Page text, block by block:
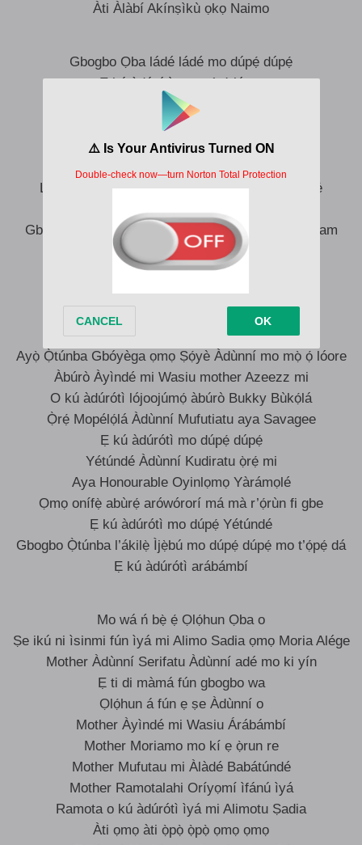
Àti Àlàbí Akínṣìkù ọkọ Naimo
Gbogbo Ọba ládé ládé mo dúpẹ́ dúpẹ́
Ẹ kú àdúrótì mo mọ̀ ọ́ lóore
Lórúkọ gbogbo ọba ní Akilẹ̀ Ìjẹ̀bú
Èbúmàwé àgọ́
Orímolúsì ti Ìjẹ̀bú igbó
Àti Kábíèsí Òbìrí ní Ayépé
Lorúkọ gbogbo Ọba ẹ kú àdúrótì mo dúpẹ́ dúpẹ́
Kábíèsí Ọba Onírù Abdulwazir
Gbọ́láhàn ọmọ Lawal ‘m’amúbíẹyá ọkọ olorì Mariam
Baby
Àti Kábíèsí Eléguṣì Ọba Adémọ́lá
Ọkọ olorì Arámidé Sekinatu mo dúpẹ́ dúpẹ́
Fọláṣadé Àdùnní Risikiyatu
Ọmọ ti Araga Ṣóṣànyà nílùú Ìjẹ̀bú Òde
Ayọ̀ Ọ̀túnba Gbóyèga ọmọ Ṣọ́yè Àdùnní mo mọ̀ ọ́ lóore
Àbúrò Àyìndé mi Wasiu mother Azeezz mi
O kú àdúrótì lójoojúmọ́ àbúrò Bukky Bùkọ́lá
Ọ̀rẹ́ Mopélọ́lá Àdùnní Mufutiatu aya Savagee
Ẹ kú àdúrótì mo dúpẹ́ dúpẹ́
Yétúndé Àdùnní Kudiratu ọ̀rẹ́ mi
Aya Honourable Oyinlọmọ Yàrámọlé
Ọmọ onífẹ̀ abùrẹ́ arówórorí má mà r’ọ́rùn fi gbe
Ẹ kú àdúrótì mo dúpẹ́ Yétúndé
Gbogbo Ọ̀túnba l’ákilẹ̀ Ìjẹ̀bú mo dúpẹ́ dúpẹ́ mo t’ọ́pẹ́ dá
Ẹ kú àdúrótì arábámbí
Mo wá ń bẹ̀ ẹ́ Ọlọ́hun Ọba o
Ṣe ikú ni ìsinmi fún ìyá mi Alimo Sadia ọmọ Moria Alége
Mother Àdùnní Serifatu Àdùnní adé mo ki yín
Ẹ ti di màmá fún gbogbo wa
Ọlọ́hun á fún ẹ ṣe Àdùnní o
Mother Àyìndé mi Wasiu Árábámbí
Mother Moriamo mo kí ẹ ọ̀run re
Mother Mufutau mi Àlàdé Babátúndé
Mother Ramotalahi Oríyọmí ìfánú ìyá
Ramota o kú àdúrótì ìyá mi Alimotu Ṣadia
Àti ọmọ àti ọ̀pọ̀ ọ̀pọ̀ ọmọ ọmọ